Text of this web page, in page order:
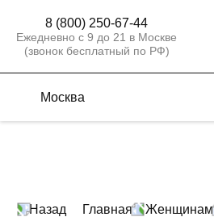
8 (800) 250-67-44
Ежедневно с 9 до 21 в Москве
(звонок бесплатный по РФ)
Москва
Назад Главная Женщинам